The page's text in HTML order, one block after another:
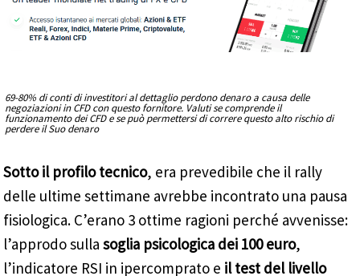
69-80% di conti di investitori al dettaglio perdono denaro a causa delle
negoziazioni in CFD con questo fornitore. Valuti se comprende il
funzionamento dei CFD e se può permettersi di correre questo alto rischio di
perdere il Suo denaro
Sotto il profilo tecnico, era prevedibile che il rally
delle ultime settimane avrebbe incontrato una pausa
fisiologica. C’erano 3 ottime ragioni perché avvenisse:
l’approdo sullasoglia psicologica dei 100 euro,
l’indicatore RSI in ipercomprato e il test del livello